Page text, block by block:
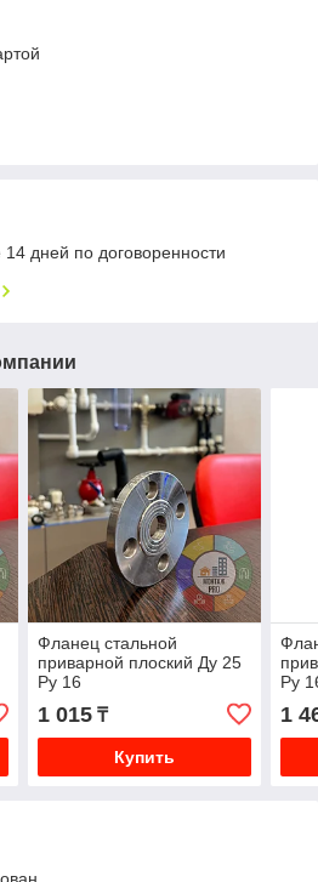
14 дней по договоренности
Фланец стальной
приварной плоский Ду 25
Ру 16
1 015₸
Купить
Ру
1